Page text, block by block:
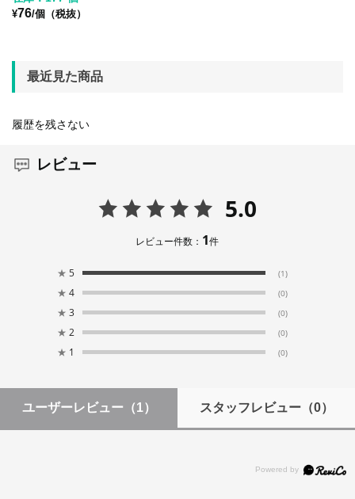
¥76/個（税抜）
最近見た商品
履歴を残さない
レビュー
5.0
レビュー件数： 1件
★ 5 (1)
★ 4 (0)
★ 3 (0)
★ 2 (0)
★ 1 (0)
ユーザーレビュー （1） スタッフレビュー（0）